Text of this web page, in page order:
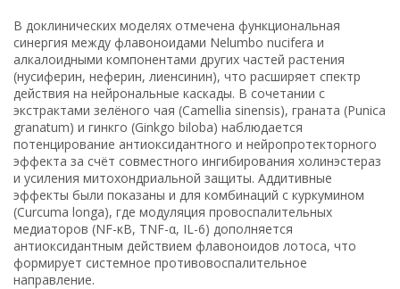
В доклинических моделях отмечена функциональная
синергия между флавоноидами Nelumbo nucifera и
алкалоидными компонентами других частей растения
(нусиферин, неферин, лиенсинин), что расширяет спектр
действия на нейрональные каскады. В сочетании с
экстрактами зелёного чая (Camellia sinensis), граната (Punica
granatum) и гинкго (Ginkgo biloba) наблюдается
потенцирование антиоксидантного и нейропротекторного
эффекта за счёт совместного ингибирования холинэстераз
и усиления митохондриальной защиты. Аддитивные
эффекты были показаны и для комбинаций с куркумином
(Curcuma longa), где модуляция провоспалительных
медиаторов (NF-κB, TNF-α, IL-6) дополняется
антиоксидантным действием флавоноидов лотоса, что
формирует системное противовоспалительное
направление.